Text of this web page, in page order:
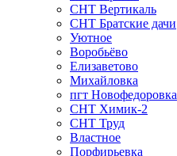
СНТ Вертикаль
СНТ Братские дачи
Уютное
Воробьёво
Елизаветово
Михайловка
пгт Новофедоровка
СНТ Химик-2
СНТ Труд
Властное
Порфирьевка